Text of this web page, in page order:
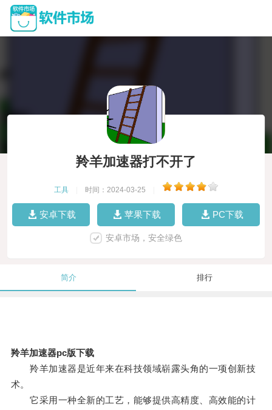
羚羊加速器打不开了
工具 时间：2024-03-25
安卓下载 苹果下载 PC下载
安卓市场，安全绿色
简介 排行
羚羊加速器pc版下载
羚羊加速器是近年来在科技领域崭露头角的一项创新技
术。
它采用一种全新的工艺，能够提供高精度、高效能的计